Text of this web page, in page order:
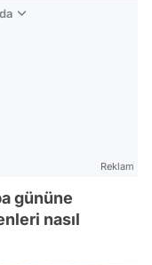
Reklam
gününe
nasıl